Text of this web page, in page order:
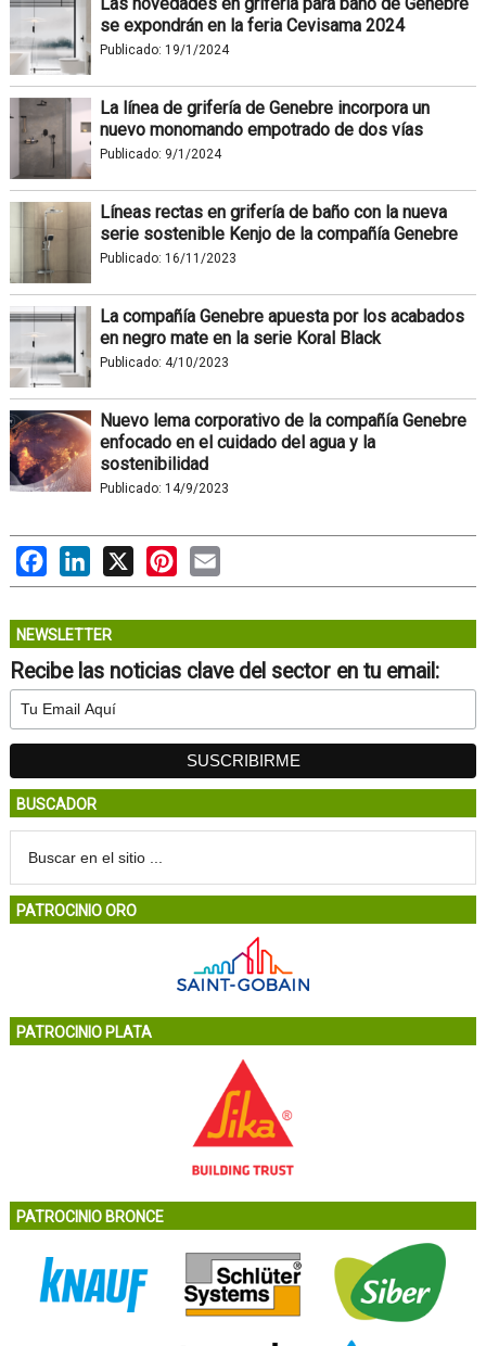
se expondrán en la feria Cevisama 2024
Publicado: 19/1/2024
La línea de grifería de Genebre incorpora un
nuevo monomando empotrado de dos vías
Publicado: 9/1/2024
Líneas rectas en grifería de baño con la nueva
serie sostenible Kenjo de la compañía Genebre
Publicado: 16/11/2023
La compañía Genebre apuesta por los acabados
en negro mate en la serie Koral Black
Publicado: 4/10/2023
Nuevo lema corporativo de la compañía Genebre
enfocado en el cuidado del agua y la
sostenibilidad
Publicado: 14/9/2023
FacebookLinkedIn
X PinterestEmail
NEWSLETTER
Recibe las noticias clave del sector en tu email:
BUSCADOR
PATROCINIO ORO
PATROCINIO PLATA
PATROCINIO BRONCE